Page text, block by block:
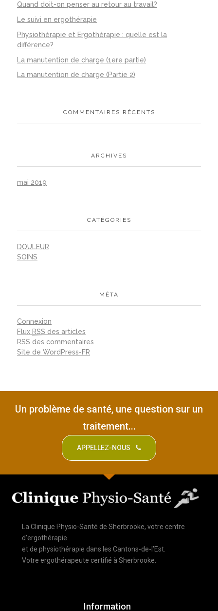
Quand doit-on penser au retour au travail?
Le suivi en ergothérapie
Physiothérapie et Ergothérapie : quelle est la
différence?
La manutention de charge (1ere partie)
La manutention de charge (Partie 2)
COMMENTAIRES RÉCENTS
ARCHIVES
mai 2019
CATÉGORIES
DOULEUR
SOINS
MÉTA
Connexion
Flux RSS des articles
RSS des commentaires
Site de WordPress-FR
Un problème de santé, une question sur un
traitement...
APPELLEZ-NOUS
La Clinique Physio-Santé de Sherbrooke, votre centre
d’ergothérapie
et de physiothérapie dans les Cantons-de-l’Est.
Votre ergothérapeute certifié à Sherbrooke.
Information